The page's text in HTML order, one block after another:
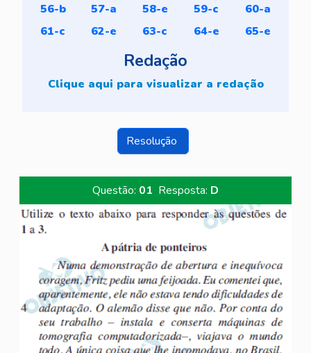
Questão: 01 Resposta: D
56-b
57-a 58-e 59-c
60-a
61-c
62-e 63-c 64-e 65-e
Redação
Clique aqui para visualizar a redação
Resolução